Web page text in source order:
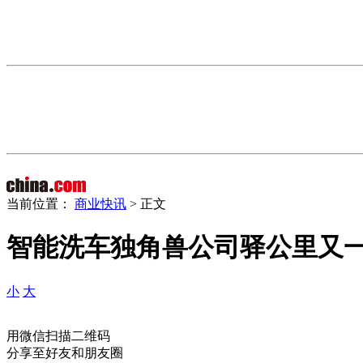
当前位置： 商业快讯 > 正文
智能洗车独角兽公司驿公里又
小 大
用微信扫描二维码
分享至好友和朋友圈